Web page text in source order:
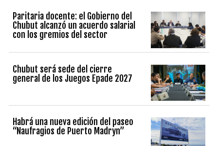
Paritaria docente: el Gobierno del
Chubut alcanzó un acuerdo salarial
con los gremios del sector
Chubut será sede del cierre
general de los Juegos Epade 2027
Habrá una nueva edición del paseo
“Naufragios de Puerto Madryn”